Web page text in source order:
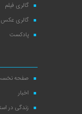
گالری فیلم
گالری عکس
پادکست
صفحه
اخبار
زندگی در